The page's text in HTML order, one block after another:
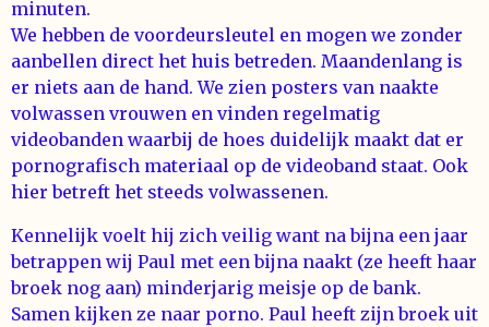
minuten.
We hebben de voordeursleutel en mogen we zonder
aanbellen direct het huis betreden. Maandenlang is
er niets aan de hand. We zien posters van naakte
volwassen vrouwen en vinden regelmatig
videobanden waarbij de hoes duidelijk maakt dat er
pornografisch materiaal op de videoband staat. Ook
hier betreft het steeds volwassenen.
Kennelijk voelt hij zich veilig want na bijna een jaar
betrappen wij Paul met een bijna naakt (ze heeft haar
broek nog aan) minderjarig meisje op de bank.
Samen kijken ze naar porno. Paul heeft zijn broek uit